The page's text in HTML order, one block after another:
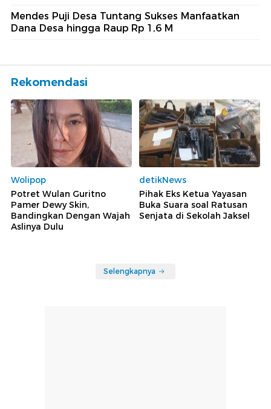
Mendes Puji Desa Tuntang Sukses Manfaatkan
Dana Desa hingga Raup Rp 1,6 M
Rekomendasi
Wolipop
Potret Wulan Guritno
Pamer Dewy Skin,
Bandingkan Dengan Wajah
Aslinya Dulu
detikNews
Pihak Eks Ketua Yayasan
Buka Suara soal Ratusan
Senjata di Sekolah Jaksel
Selengkapnya